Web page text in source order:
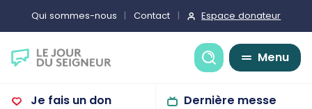
Qui sommes-nous Contact Espace donateur
Recherche
Menu
Je fais un don Dernière messe